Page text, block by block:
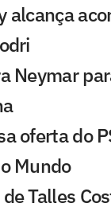
alcança
Neymar
oferta do
Mundo
Talles